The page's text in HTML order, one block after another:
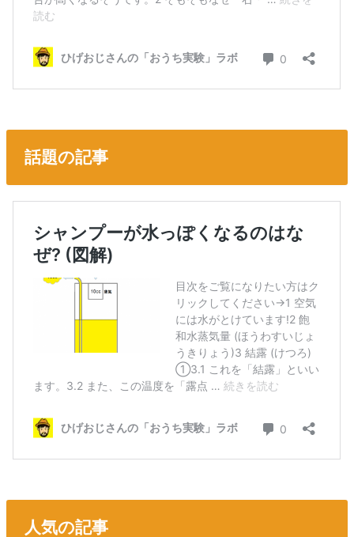
話題の記事
人気の記事